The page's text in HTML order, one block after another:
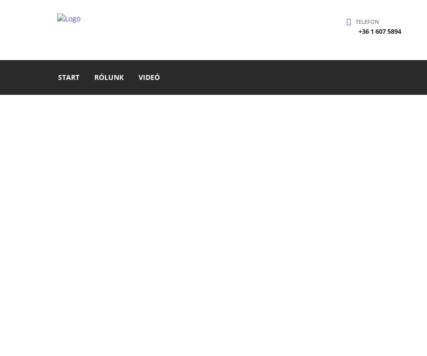
TELEFON
+36 1 607 5894
START RÓLUNK VIDEÓ